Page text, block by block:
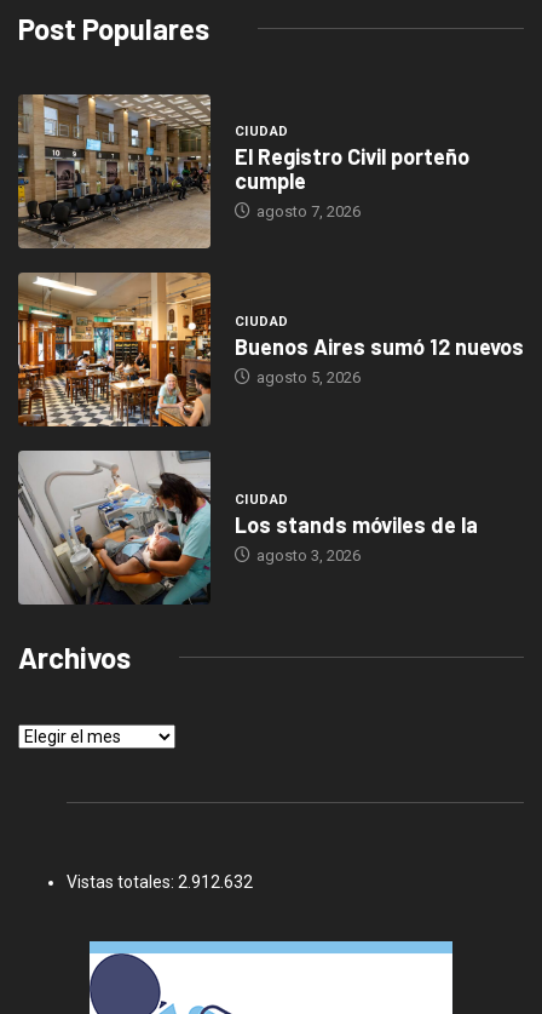
Post Populares
CIUDAD
El Registro Civil porteño
cumple
agosto 7, 2026
CIUDAD
Buenos Aires sumó 12 nuevos
agosto 5, 2026
CIUDAD
Los stands móviles de la
agosto 3, 2026
Archivos
Archivos
Vistas totales: 2.912.632